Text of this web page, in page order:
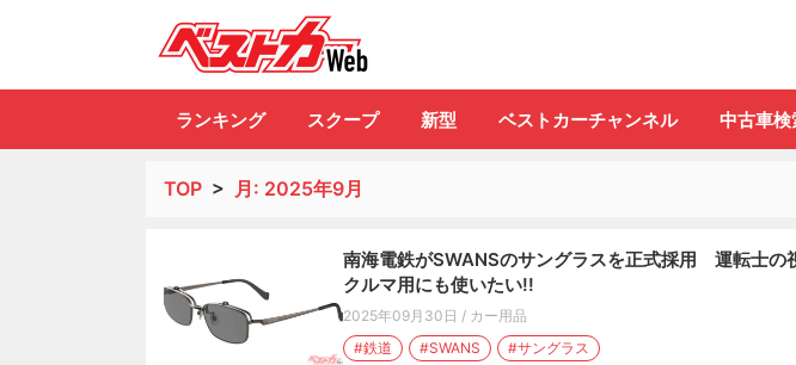
ランキング スクープ 新型 ベストカーチャンネル 中古車検
TOP > 月: 2025年9月
南海電鉄がSWANSのサングラスを正式採用 運転士の
クルマ用にも使いたい!!
2025年09月30日 / カー用品
#鉄道
#SWANS #サングラス